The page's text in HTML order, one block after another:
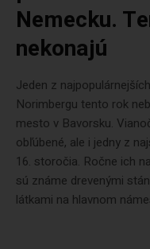
Nemecku.
nekonajú
Jeden z
Norimbergu tento rok
mesto v Bavorsku.
obľúbené, ale i jedny z
16. storočia. Ročne ich
sú známe drevenými
látkami na hlavnom